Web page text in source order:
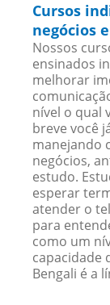
Cursos
negócios
Nossos
ensinados
melhorar
nível o qual
breve você
manejando
negócios,
estudo.
esperar
atender o
para
como um
capacidade
Bengali é a